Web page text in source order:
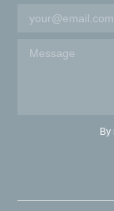
By